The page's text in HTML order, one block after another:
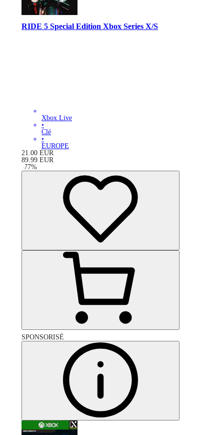
RIDE 5 Special Edition Xbox Series X/S
Xbox Live
•
Clé
•
EUROPE
21.00 EUR
89.99 EUR
-77%
SPONSORISÉ